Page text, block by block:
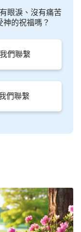
眼淚、沒有痛苦
的祝福嗎？
們聯繫
們聯繫